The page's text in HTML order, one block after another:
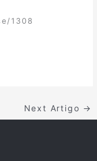
1308
Next Artigo →